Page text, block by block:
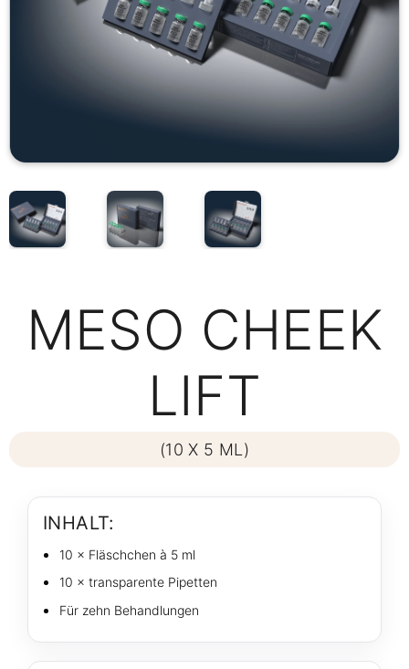
MESO CHEEK
LIFT
(10 X 5 ML)
INHALT:
10 × Fläschchen à 5 ml
10 × transparente Pipetten
Für zehn Behandlungen